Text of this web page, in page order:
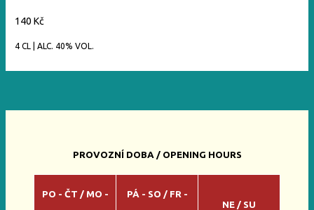
140 Kč
4 CL | ALC. 40% VOL.
PROVOZNÍ DOBA / OPENING HOURS
PO - ČT / MO -
PÁ - SO / FR -
NE / SU